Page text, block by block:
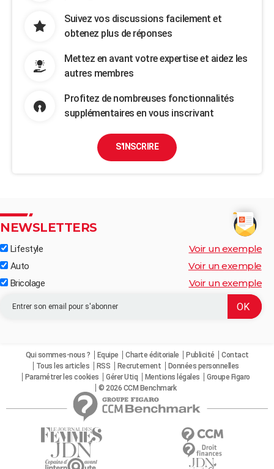
Suivez vos discussions facilement et
obtenez plus de réponses
Mettez en avant votre expertise et aidez les
autres membres
Profitez de nombreuses fonctionnalités
supplémentaires en vous inscrivant
S'INSCRIRE
NEWSLETTERS
Lifestyle Voir un exemple
Auto Voir un exemple
Bricolage Voir un exemple
Qui sommes-nous ? Equipe Charte éditoriale Publicité
Contact
Tous les articles
RSS Recrutement
Données personnelles
Paramétrer les cookies
Gérer Utiq Mentions légales
Groupe Figaro
© 2026 CCM Benchmark